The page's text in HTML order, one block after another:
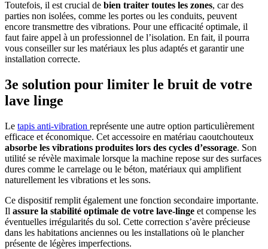
Toutefois, il est crucial de bien traiter toutes les zones, car des
parties non isolées, comme les portes ou les conduits, peuvent
encore transmettre des vibrations. Pour une efficacité optimale, il
faut faire appel à un professionnel de l’isolation. En fait, il pourra
vous conseiller sur les matériaux les plus adaptés et garantir une
installation correcte.
3e solution pour limiter le bruit de votre
lave linge
Le tapis anti-vibration représente une autre option particulièrement
efficace et économique. Cet accessoire en matériau caoutchouteux
absorbe les vibrations produites lors des cycles d’essorage. Son
utilité se révèle maximale lorsque la machine repose sur des surfaces
dures comme le carrelage ou le béton, matériaux qui amplifient
naturellement les vibrations et les sons.
Ce dispositif remplit également une fonction secondaire importante.
Il assure la stabilité optimale de votre lave-linge et compense les
éventuelles irrégularités du sol. Cette correction s’avère précieuse
dans les habitations anciennes ou les installations où le plancher
présente de légères imperfections.